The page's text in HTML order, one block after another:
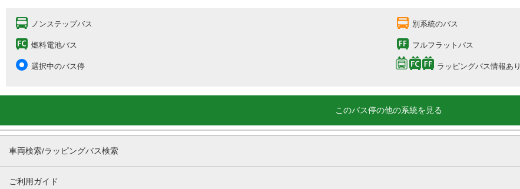
ノンステップバス 別系統のバス
燃料電池バス フルフラットバス
選択中のバス停 ラッピングバス情報あり
このバス停の他の系統を見る
車両検索/ラッピングバス検索
ご利用ガイド